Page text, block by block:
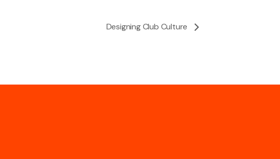
Designing Club Culture